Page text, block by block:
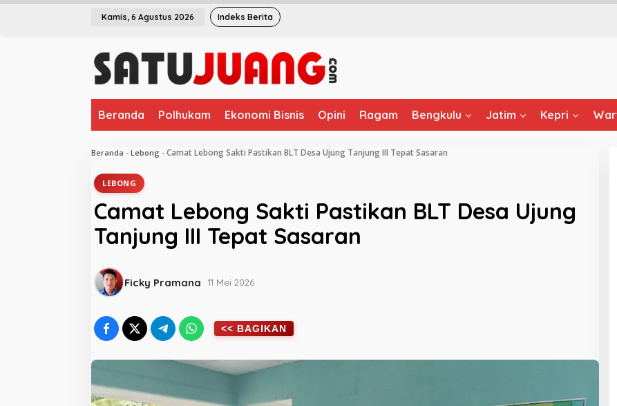
L
Kamis, 6 Agustus 2026 Indeks Berita
Beranda Polhukam Ekonomi Bisnis Opini Ragam Bengkulu Jatim Kepri
Beranda - Lebong - Camat Lebong Sakti Pastikan BLT Desa Ujung Tanjung III Tepat Sasaran
LEBONG
Camat Lebong Sakti Pastikan BLT Desa Ujung
Tanjung III Tepat Sasaran
Ficky Pramana 11 Mei 2026